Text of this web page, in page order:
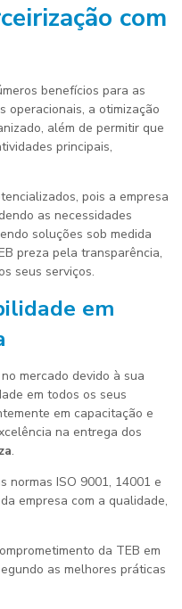
com
benefícios para as
operacionais, a otimização
além de permitir que
principais,
pois a empresa
as necessidades
soluções sob medida
preza pela transparência,
seus serviços.
em
mercado devido à sua
em todos os seus
em capacitação e
na entrega dos
.
normas ISO 9001, 14001 e
empresa com a qualidade,
da TEB em
as melhores práticas